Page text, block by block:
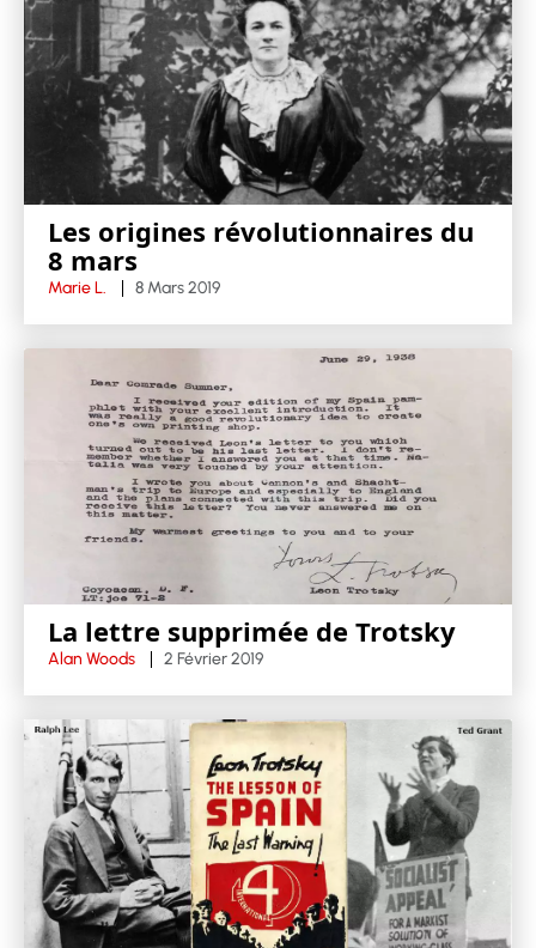
Les origines révolutionnaires du
8 mars
Marie L. 8 Mars 2019
La lettre supprimée de Trotsky
Alan Woods 2 Février 2019